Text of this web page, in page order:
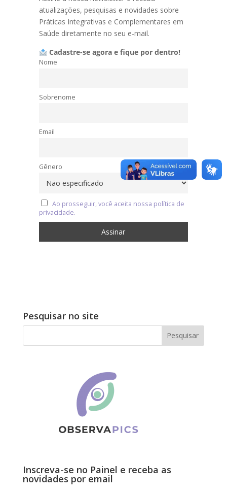
atualizações, pesquisas e novidades sobre
Práticas Integrativas e Complementares em
Saúde diretamente no seu e-mail.
Cadastre-se agora e fique por dentro!
Nome
Sobrenome
Email
Gênero
Ao prosseguir, você aceita nossa política de
privacidade.
Pesquisar no site
Inscreva-se no Painel e receba as
novidades por email